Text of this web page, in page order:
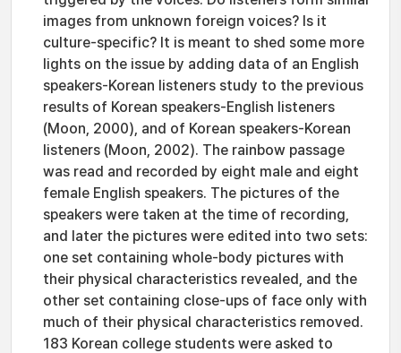
images from unknown foreign voices? Is it
culture-specific? It is meant to shed some more
lights on the issue by adding data of an English
speakers-Korean listeners study to the previous
results of Korean speakers-English listeners
(Moon, 2000), and of Korean speakers-Korean
listeners (Moon, 2002). The rainbow passage
was read and recorded by eight male and eight
female English speakers. The pictures of the
speakers were taken at the time of recording,
and later the pictures were edited into two sets:
one set containing whole-body pictures with
their physical characteristics revealed, and the
other set containing close-ups of face only with
much of their physical characteristics removed.
183 Korean college students were asked to